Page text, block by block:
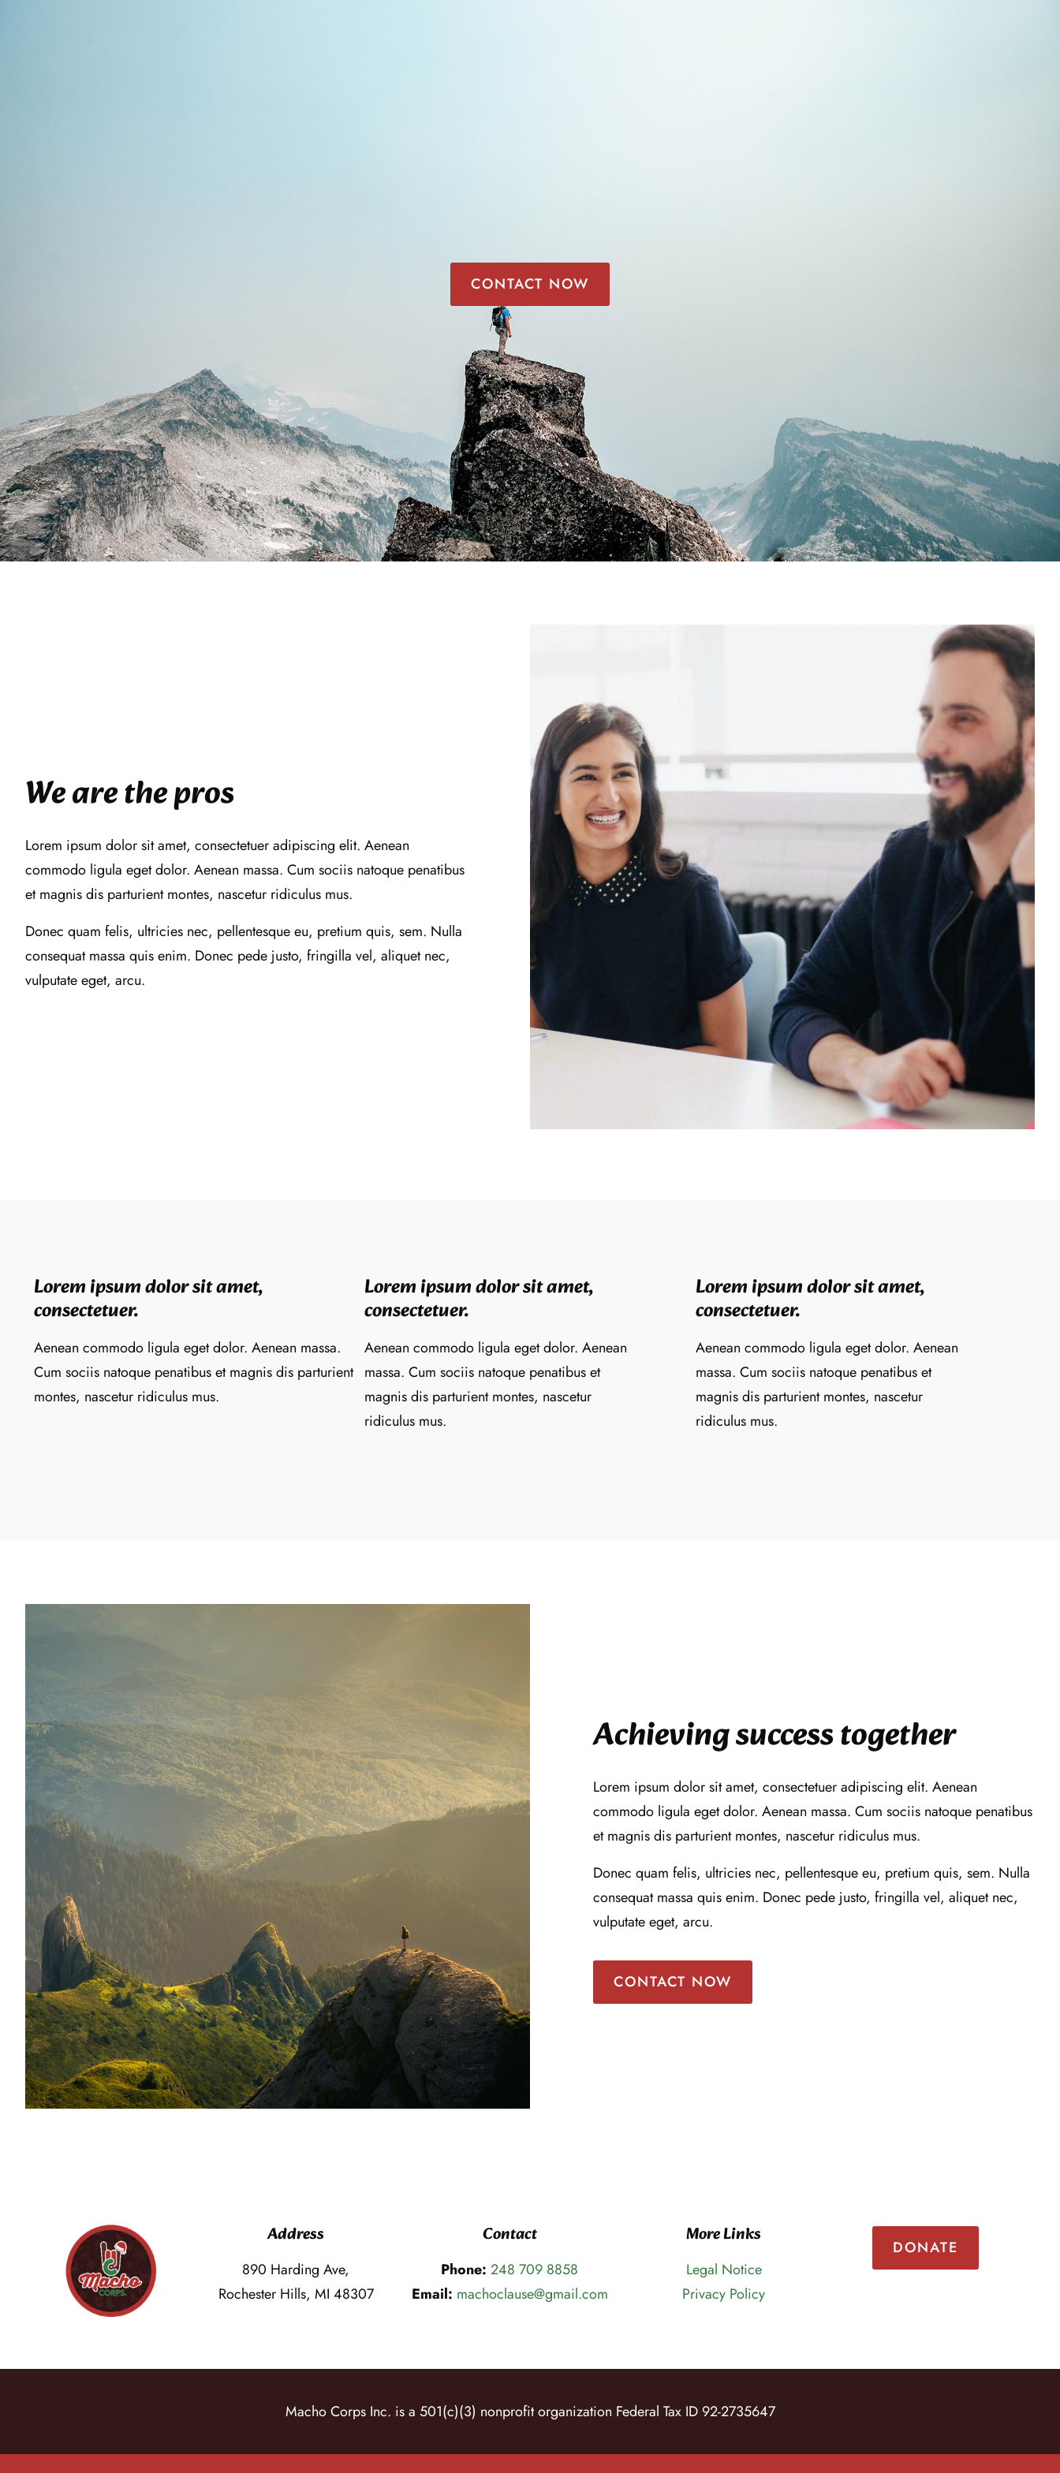
CONTACT NOW
We are the pros
Lorem ipsum dolor sit amet, consectetuer adipiscing elit. Aenean
commodo ligula eget dolor. Aenean massa. Cum sociis natoque penatibus
et magnis dis parturient montes, nascetur ridiculus mus.
Donec quam felis, ultricies nec, pellentesque eu, pretium quis, sem. Nulla
consequat massa quis enim. Donec pede justo, fringilla vel, aliquet nec,
vulputate eget, arcu.
Lorem ipsum dolor sit amet,
consectetuer.
Aenean commodo ligula eget dolor. Aenean massa.
Cum sociis natoque penatibus et magnis dis parturient
montes, nascetur ridiculus mus.
Lorem ipsum dolor sit amet,
consectetuer.
Aenean commodo ligula eget dolor. Aenean
massa. Cum sociis natoque penatibus et
magnis dis parturient montes, nascetur
ridiculus mus.
Lorem ipsum dolor sit amet,
consectetuer.
Aenean commodo ligula eget dolor. Aenean
massa. Cum sociis natoque penatibus et
magnis dis parturient montes, nascetur
ridiculus mus.
Achieving success together
Lorem ipsum dolor sit amet, consectetuer adipiscing elit. Aenean
commodo ligula eget dolor. Aenean massa. Cum sociis natoque penatibus
et magnis dis parturient montes, nascetur ridiculus mus.
Donec quam felis, ultricies nec, pellentesque eu, pretium quis, sem. Nulla
consequat massa quis enim. Donec pede justo, fringilla vel, aliquet nec,
vulputate eget, arcu.
CONTACT NOW
Address
890 Harding Ave,
Rochester Hills, MI 48307
Contact
Phone: 248 709 8858
Email: machoclause@gmail.com
More Links
Legal Notice
Privacy Policy
DONATE
Macho Corps Inc. is a 501(c)(3) nonprofit organization Federal Tax ID 92-2735647